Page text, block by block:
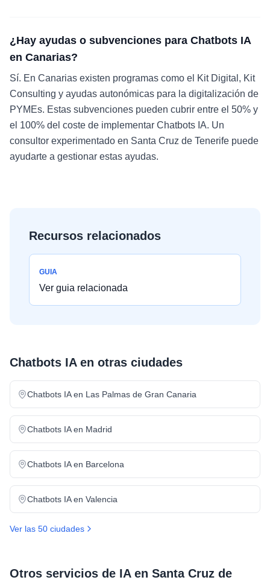
¿Hay ayudas o subvenciones para Chatbots IA
en Canarias?
Sí. En Canarias existen programas como el Kit Digital, Kit
Consulting y ayudas autonómicas para la digitalización de
PYMEs. Estas subvenciones pueden cubrir entre el 50% y
el 100% del coste de implementar Chatbots IA. Un
consultor experimentado en Santa Cruz de Tenerife puede
ayudarte a gestionar estas ayudas.
Recursos relacionados
GUIA
Ver guia relacionada
Chatbots IAen otras ciudades
Chatbots IAen Las Palmas de Gran Canaria
Chatbots IAen Madrid
Chatbots IAen Barcelona
Chatbots IAen Valencia
Ver las 50 ciudades
Otros servicios de IA en Santa Cruz de